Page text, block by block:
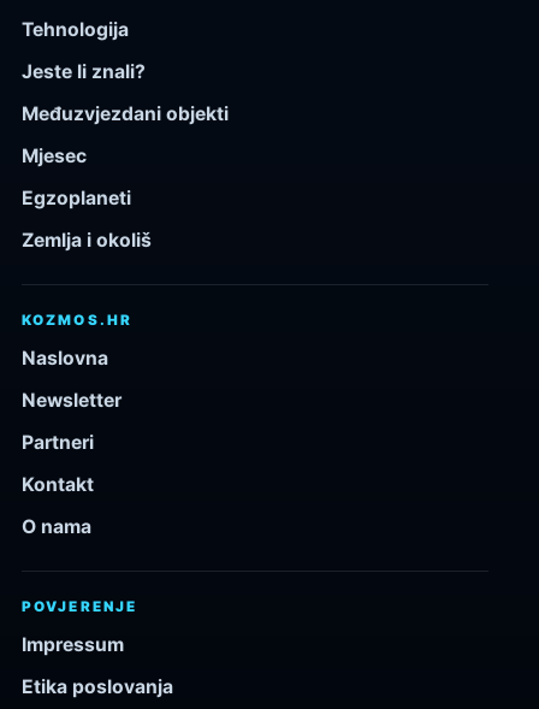
Tehnologija
Jeste li znali?
Međuzvjezdani objekti
Mjesec
Egzoplaneti
Zemlja i okoliš
KOZMOS.HR
Naslovna
Newsletter
Partneri
Kontakt
O nama
POVJERENJE
Impressum
Etika poslovanja